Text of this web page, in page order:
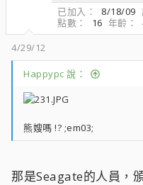
已加入
8/18/09
點數
16 年齡
4/29/12
Happypc 說：
熊嫂嗎 !? ;em03;
那是Seagate的人員，